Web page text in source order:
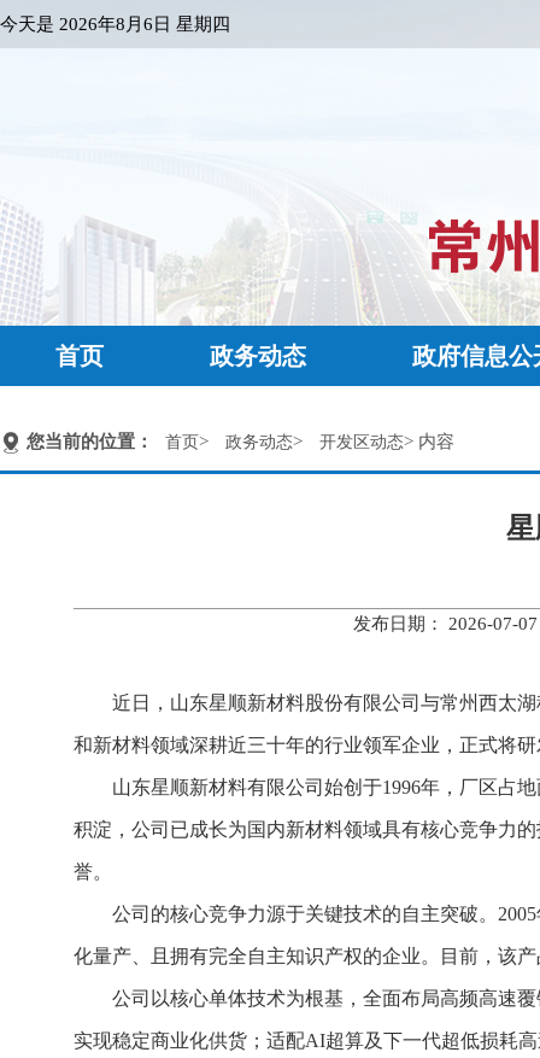
今天是 2026年8月6日 星期四
首页 政务动态 政府信息公
您当前的位置： 首页> 政务动态> 开发区动态> 内容
发布日期： 2026-07-
近日，山东星顺新材料股份有限公司与常州西太
和新材料领域深耕近三十年的行业领军企业，正式将
山东星顺新材料有限公司始创于1996年，厂区占
积淀，公司已成长为国内新材料领域具有核心竞争力
誉。
公司的核心竞争力源于关键技术的自主突破。
化量产、且拥有完全自主知识产权的企业。目前，该
公司以核心单体技术为根基，全面布局高频高速
实现稳定商业化供货；适配AI超算及下一代超低损耗